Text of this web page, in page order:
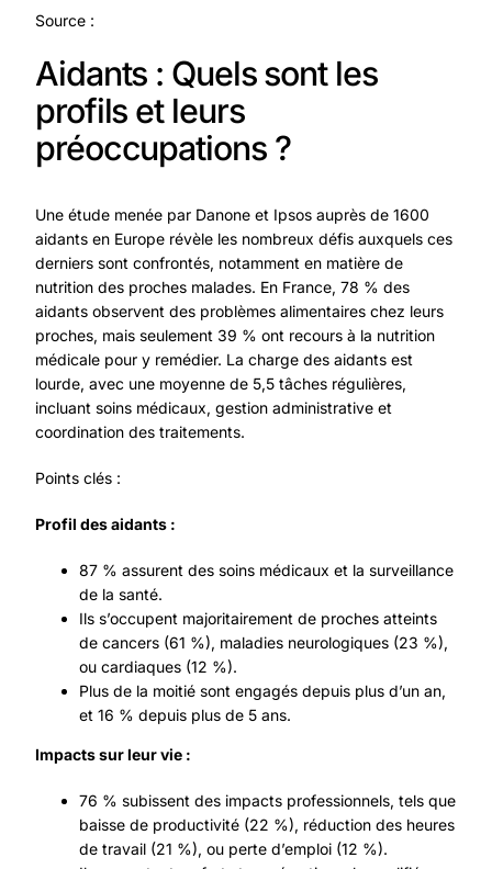
Source :
Aidants : Quels sont les
profils et leurs
préoccupations ?
Une étude menée par Danone et Ipsos auprès de 1600
aidants en Europe révèle les nombreux défis auxquels ces
derniers sont confrontés, notamment en matière de
nutrition des proches malades. En France, 78 % des
aidants observent des problèmes alimentaires chez leurs
proches, mais seulement 39 % ont recours à la nutrition
médicale pour y remédier. La charge des aidants est
lourde, avec une moyenne de 5,5 tâches régulières,
incluant soins médicaux, gestion administrative et
coordination des traitements.
Points clés :
Profil des aidants :
87 % assurent des soins médicaux et la surveillance
de la santé.
Ils s’occupent majoritairement de proches atteints
de cancers (61 %), maladies neurologiques (23 %),
ou cardiaques (12 %).
Plus de la moitié sont engagés depuis plus d’un an,
et 16 % depuis plus de 5 ans.
Impacts sur leur vie :
76 % subissent des impacts professionnels, tels que
baisse de productivité (22 %), réduction des heures
de travail (21 %), ou perte d’emploi (12 %).